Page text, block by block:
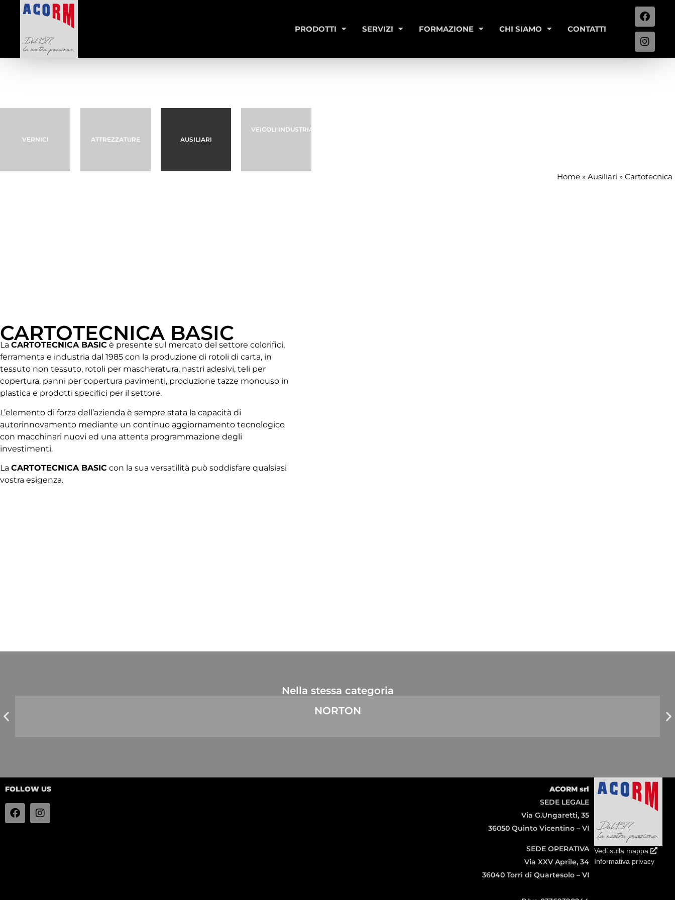
PRODOTTI SERVIZI FORMAZIONE CHI SIAMO CONTATTI
VERNICI ATTREZZATURE AUSILIARI
VEICOLI INDUSTRIALI E INDUSTRIA
Home» Ausiliari » Cartotecnica
CARTOTECNICA BASIC
La CARTOTECNICA BASIC è presente sul mercato del settore colorifici,
ferramenta e industria dal 1985 con la produzione di rotoli di carta, in
tessuto non tessuto, rotoli per mascheratura, nastri adesivi, teli per
copertura, panni per copertura pavimenti, produzione tazze monouso in
plastica e prodotti specifici per il settore.
L’elemento di forza dell’azienda è sempre stata la capacità di
autorinnovamento mediante un continuo aggiornamento tecnologico
con macchinari nuovi ed una attenta programmazione degli
investimenti.
La CARTOTECNICA BASIC con la sua versatilità può soddisfare qualsiasi
vostra esigenza.
Nella stessa categoria
NORTON
FOLLOW US
ACORM srl
SEDE LEGALE
Via G.Ungaretti, 35
36050 Quinto Vicentino – VI
SEDE OPERATIVA
Via XXV Aprile, 34
36040 Torri di Quartesolo – VI
Vedi sulla mappa
Informativa privacy